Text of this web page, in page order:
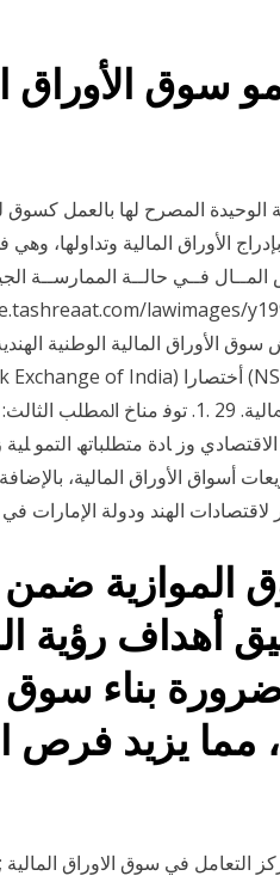
الوحيدة المصرح لها بالعمل كسوق
الأوراق المالية وتداولها، وهي في المرتبة
المــال فــي حالــة الممارســة
الأوراق المالية الوطنية
اﻟﺸﺮوط اﻟﻨﻈﺮ ﺔ ﻹ ﺸﺎء ﺳﻮق اﻷوراق اﳌﺎﻟﻴﺔ. 29
اﻻﻗﺘﺼﺎدي وز ﺎدة ﻣﺘﻄﻠﺒﺎﺗﮫ
شباط (فبراير) 2017 وتشريعات أسواق الأوراق
الموازية
بناء سوق
مما يزيد فرص